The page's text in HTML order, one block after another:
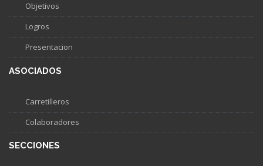
Objetivos
Logros
Presentacion
ASOCIADOS
Carretilleros
Colaboradores
SECCIONES